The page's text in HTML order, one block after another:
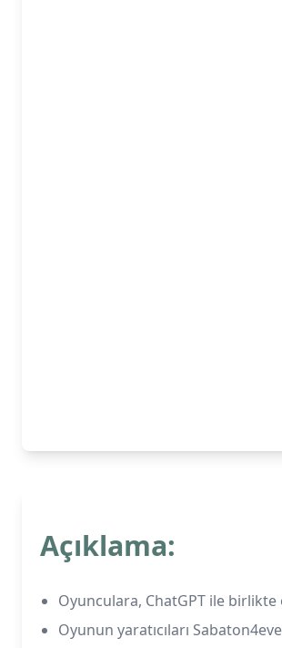
Açıklama:
Oyunculara, ChatGPT ile
Oyunun yaratıcıları